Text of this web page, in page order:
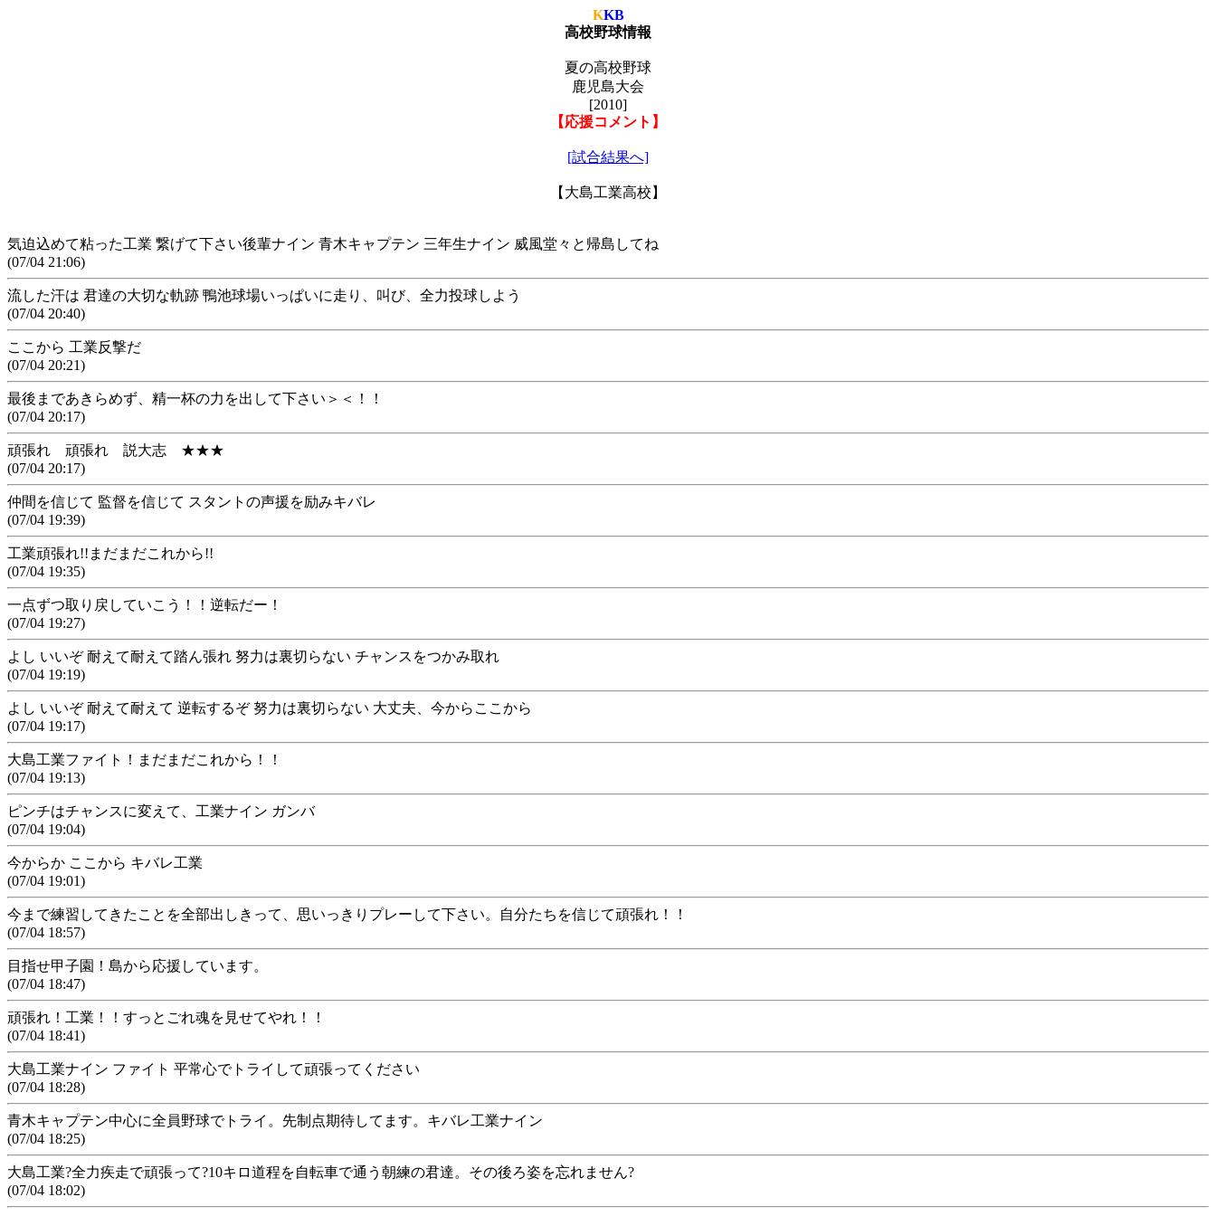
KKB
高校野球情報
夏の高校野球
鹿児島大会
[2010]
【応援コメント】
[試合結果へ]
【大島工業高校】
気迫込めて粘った工業 繋げて下さい後輩ナイン 青木キャプテン 三年生ナイン 威風堂々と帰島してね
(07/04 21:06)
流した汗は 君達の大切な軌跡 鴨池球場いっぱいに走り、叫び、全力投球しよう
(07/04 20:40)
ここから 工業反撃だ
(07/04 20:21)
最後まであきらめず、精一杯の力を出して下さい＞＜！！
(07/04 20:17)
頑張れ 頑張れ 説大志 ★★★
(07/04 20:17)
仲間を信じて 監督を信じて スタントの声援を励みキバレ
(07/04 19:39)
工業頑張れ!!まだまだこれから!!
(07/04 19:35)
一点ずつ取り戻していこう！！逆転だー！
(07/04 19:27)
よし いいぞ 耐えて耐えて踏ん張れ 努力は裏切らない チャンスをつかみ取れ
(07/04 19:19)
よし いいぞ 耐えて耐えて 逆転するぞ 努力は裏切らない 大丈夫、今からここから
(07/04 19:17)
大島工業ファイト！まだまだこれから！！
(07/04 19:13)
ピンチはチャンスに変えて、工業ナイン ガンバ
(07/04 19:04)
今からか ここから キバレ工業
(07/04 19:01)
今まで練習してきたことを全部出しきって、思いっきりプレーして下さい。自分たちを信じて頑張れ！！
(07/04 18:57)
目指せ甲子園！島から応援しています。
(07/04 18:47)
頑張れ！工業！！すっとごれ魂を見せてやれ！！
(07/04 18:41)
大島工業ナイン ファイト 平常心でトライして頑張ってください
(07/04 18:28)
青木キャプテン中心に全員野球でトライ。先制点期待してます。キバレ工業ナイン
(07/04 18:25)
大島工業?全力疾走で頑張って?10キロ道程を自転車で通う朝練の君達。その後ろ姿を忘れません?
(07/04 18:02)